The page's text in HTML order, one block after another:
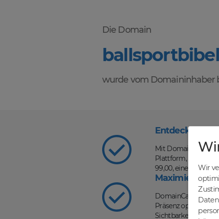
Die Domain
wurde vom Domaininhaber
Entdecke die
Mit DomainCatcher
Plattform, auf der
99,00, einer
Maximiere
DomainCatcher ist
Präsenz optimieren
Sichtbarkeit in
Wir